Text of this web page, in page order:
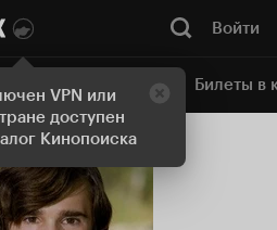
VPN или
доступен
Кинопоиска
Войти
Онлайн-кинотеатр Билеты в